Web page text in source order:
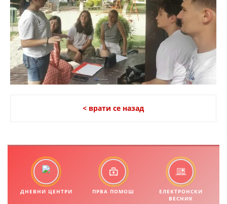
MЕЃУНАРОДНО ХУМАНИТАРНО ПРАВО
ПРОМОЦИЈА НА ХУМАНИ ВРЕДНОСТИ
УПОТРЕБА И ЗАШТИТА НА АМБЛЕМОТ
СОЦИЈАЛНО ХУМАНИТАРНА ДЕЈНОСТ
КАКО ДА ДОНИРАТЕ
ПОДГОТВЕНОСТ И ДЕЈСТВО ПРИ КАТАСТРОФИ
ПРОЕКТИ – ПОДГОТВЕНОСТ И ДЕЈСТВУВАЊЕ ПРИ КАТАСТРОФИ
ОДНОСИ СО ЈАВНОСТ
< врати се назад
ДНЕВНИ ЦЕНТРИ ПРВА ПОМОШ
ЕЛЕКТРОНСКИ
ВЕСНИК